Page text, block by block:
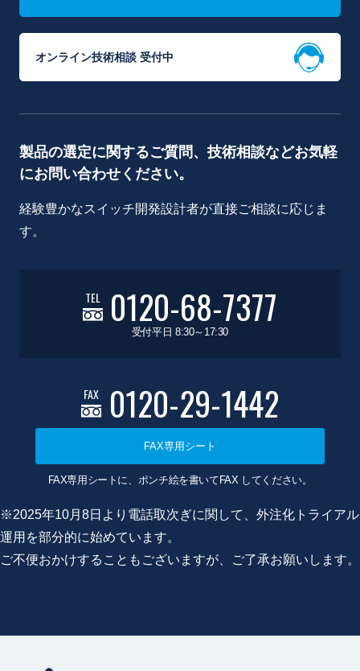
オンライン技術相談 受付中
製品の選定に関するご質問、技術相談などお気軽
にお問い合わせください。
経験豊かなスイッチ開発設計者が直接ご相談に応じま
す。
TEL 0120-68-7377
受付平日 8:30～17:30
FAX 0120-29-1442
FAX専用シート
FAX専用シートに、ポンチ絵を書いてFAX してください。
※2025年10月8日より電話取次ぎに関して、外注化トライアル
運用を部分的に始めています。
ご不便おかけすることもございますが、ご了承お願いします。